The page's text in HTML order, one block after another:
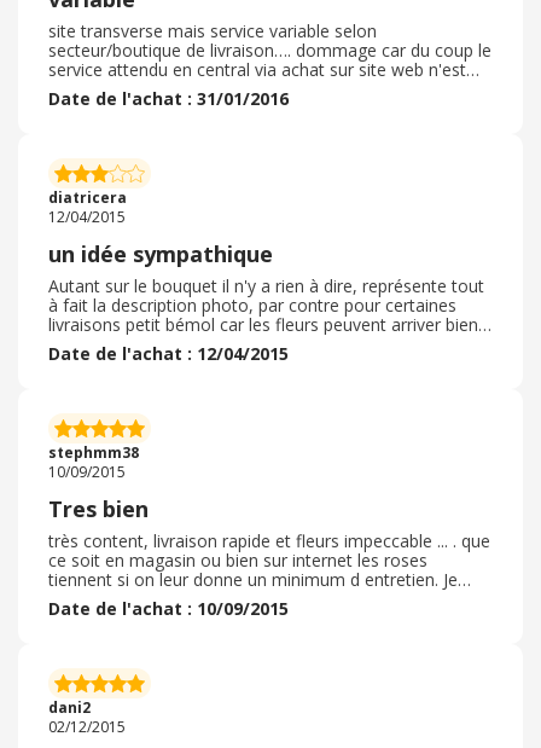
site transverse mais service variable selon
secteur/boutique de livraison…. dommage car du coup le
service attendu en central via achat sur site web n'est
pas toujours equivalent à celui reçu dans le quartier
concerné.
Date de l'achat : 31/01/2016
diatricera
12/04/2015
un idée sympathique
Autant sur le bouquet il n'y a rien à dire, représente tout
à fait la description photo, par contre pour certaines
livraisons petit bémol car les fleurs peuvent arriver bien
ouvertes du coup la durée s'en retrouve réduit.
Date de l'achat : 12/04/2015
stephmm38
10/09/2015
Tres bien
très content, livraison rapide et fleurs impeccable ... . que
ce soit en magasin ou bien sur internet les roses
tiennent si on leur donne un minimum d entretien. Je
recommande ce site marchant a tout mes proches
Date de l'achat : 10/09/2015
dani2
02/12/2015